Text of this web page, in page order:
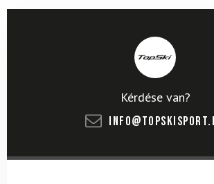
Kérdése van?